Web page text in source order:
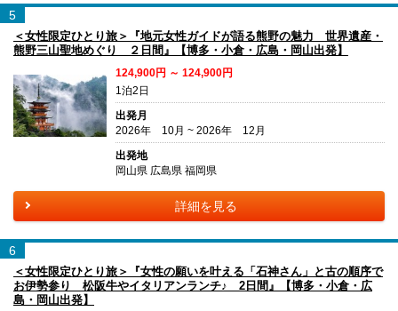
5
＜女性限定ひとり旅＞『地元女性ガイドが語る熊野の魅力 世界遺産・
熊野三山聖地めぐり ２日間』【博多・小倉・広島・岡山出発】
124,900円 ～ 124,900円
1泊2日
出発月
2026年 10月 ~ 2026年 12月
出発地
岡山県 広島県 福岡県
詳細を見る
6
＜女性限定ひとり旅＞『女性の願いを叶える「石神さん」と古の順序で
お伊勢参り 松阪牛やイタリアンランチ♪ 2日間』【博多・小倉・広
島・岡山出発】